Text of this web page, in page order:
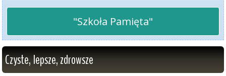
"Szkoła Pamięta"
Czyste, lepsze, zdrowsze